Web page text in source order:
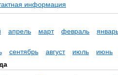
информация
апрель март февраль
сентябрь август июль июнь